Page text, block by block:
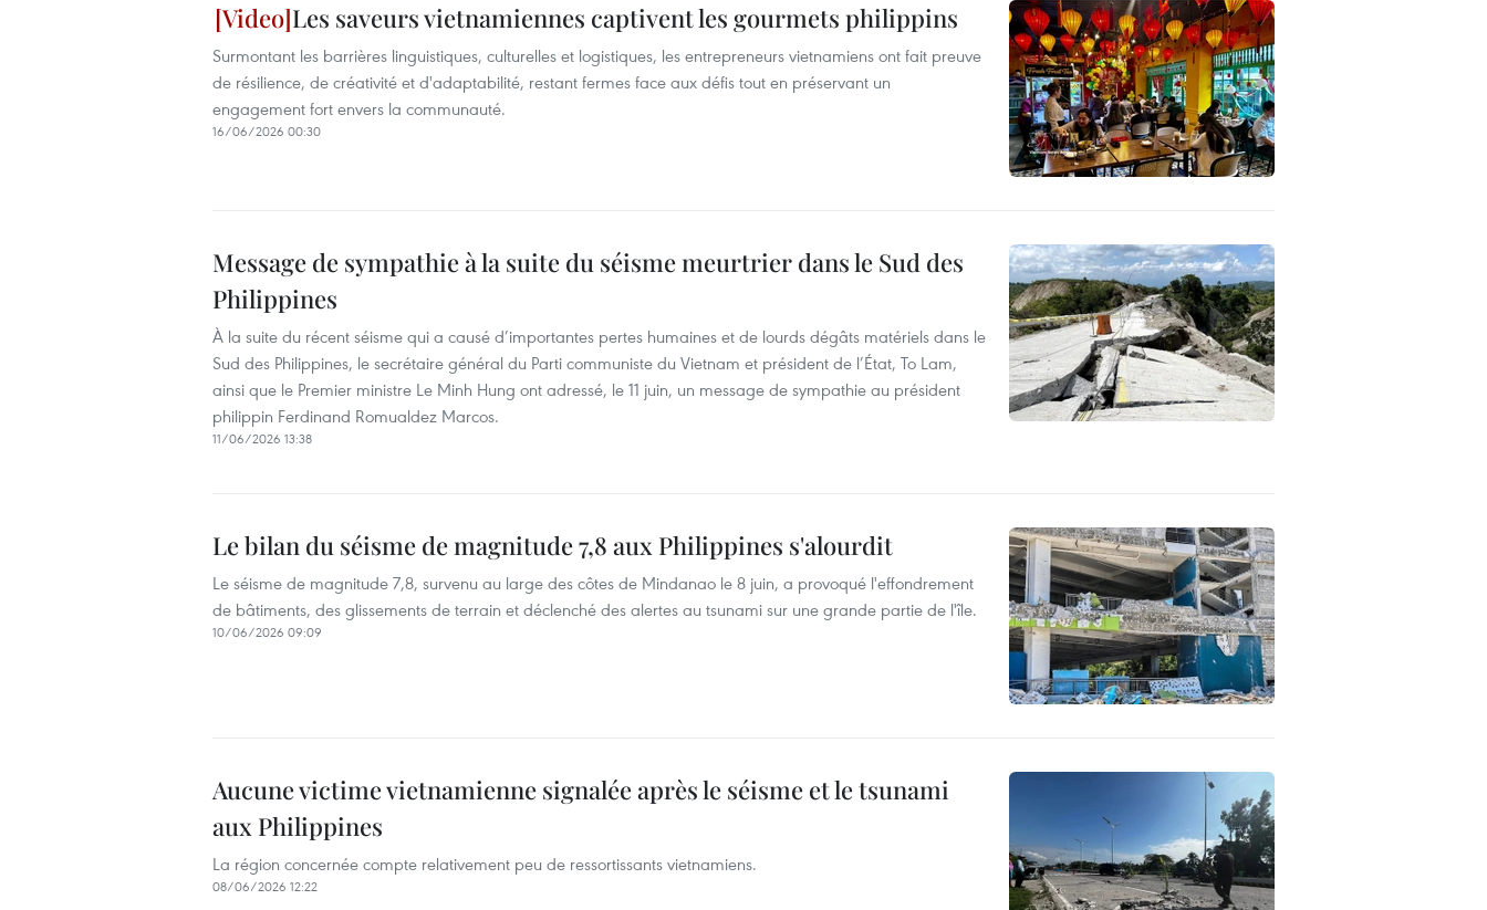
Les saveurs vietnamiennes captivent les gourmets philippins
Surmontant les barrières linguistiques, culturelles et logistiques, les entrepreneurs vietnamiens ont fait preuve
de résilience, de créativité et d'adaptabilité, restant fermes face aux défis tout en préservant un
engagement fort envers la communauté.
16/06/2026 00:30
Message de sympathie à la suite du séisme meurtrier dans le Sud des
Philippines
À la suite du récent séisme qui a causé d’importantes pertes humaines et de lourds dégâts matériels dans le
Sud des Philippines, le secrétaire général du Parti communiste du Vietnam et président de l’État, To Lam,
ainsi que le Premier ministre Le Minh Hung ont adressé, le 11 juin, un message de sympathie au président
philippin Ferdinand Romualdez Marcos.
11/06/2026 13:38
Le bilan du séisme de magnitude 7,8 aux Philippines s'alourdit
Le séisme de magnitude 7,8, survenu au large des côtes de Mindanao le 8 juin, a provoqué l'effondrement
de bâtiments, des glissements de terrain et déclenché des alertes au tsunami sur une grande partie de l'île.
10/06/2026 09:09
Aucune victime vietnamienne signalée après le séisme et le tsunami
aux Philippines
La région concernée compte relativement peu de ressortissants vietnamiens.
08/06/2026 12:22